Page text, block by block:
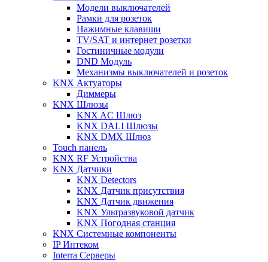
Модели выключателей
Рамки для розеток
Нажимные клавиши
TV/SAT и интернет розетки
Гостиничные модули
DND Модуль
Механизмы выключателей и розеток
KNX Актуаторы
Диммеры
KNX Шлюзы
KNX AC Шлюз
KNX DALI Шлюзы
KNX DMX Шлюз
Touch панель
KNX RF Устройства
KNX Датчики
KNX Detectors
KNX Датчик присутствия
KNX Датчик движения
KNX Ультразвуковой датчик
KNX Погодная станция
KNX Системные компоненты
IP Интеком
Interra Серверы